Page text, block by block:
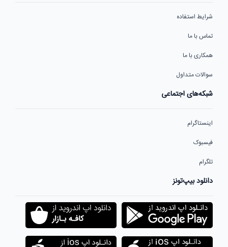
شرایط استفاده
تماس با ما
همکاری با ما
سوالات متداول
شبکه‌های اجتماعی
اینستاگرام
فیسبوک
تلگرام
دانلود بیپ‌تونز